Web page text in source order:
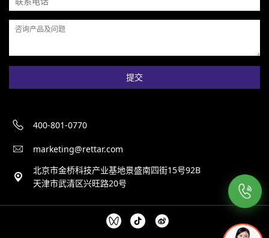
提交
400-801-0770
marketing@rettar.com
北京市金桥科技产业基地景盛南四街15号92B
天津市武清区兴旺路20号